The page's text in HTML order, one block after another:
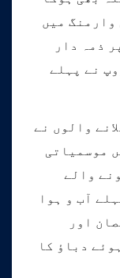
وارمنگ میں
ذمہ دار
نے پہلے
والوں نے
موسمیاتی
والے
آب و ہوا
اور
دباؤ کا